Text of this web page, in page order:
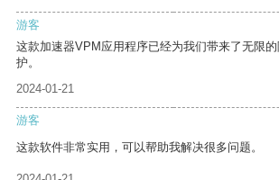
游客
这款加速器VPM应用程序已经为我们带来了无限
护。
2024-01-21
游客
这款软件非常实用，可以帮助我解决很多问题。